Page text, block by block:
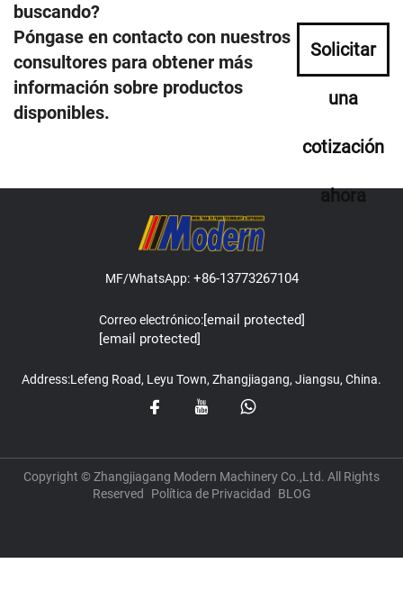
buscando?
Póngase en contacto con nuestros
consultores para obtener más
información sobre productos
disponibles.
Solicitar
una
cotización
ahora
MF/WhatsApp:+86-13773267104
Correo electrónico:[email protected]
[email protected]
Address:Lefeng Road, Leyu Town, Zhangjiagang, Jiangsu, China.
Copyright © Zhangjiagang Modern Machinery Co.,Ltd. All Rights
Reserved
Política de Privacidad BLOG